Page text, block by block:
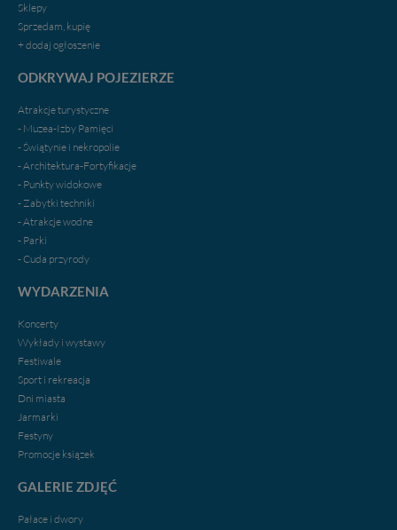
Sklepy
Sprzedam, kupię
+ dodaj ogłoszenie
ODKRYWAJ POJEZIERZE
Atrakcje turystyczne
- Muzea-Izby Pamięci
- Świątynie i nekropolie
- Architektura-Fortyfikacje
- Punkty widokowe
- Zabytki techniki
- Atrakcje wodne
- Parki
- Cuda przyrody
WYDARZENIA
Koncerty
Wykłady i wystawy
Festiwale
Sport i rekreacja
Dni miasta
Jarmarki
Festyny
Promocje ksiązek
GALERIE ZDJĘĆ
Pałace i dwory